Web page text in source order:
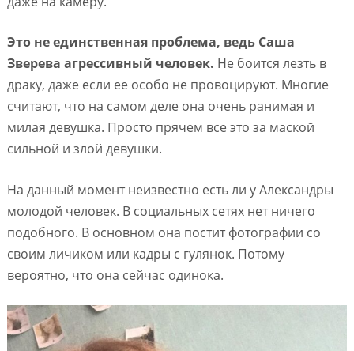
Это не единственная проблема, ведь Саша
Зверева агрессивный человек. Не боится лезть в
драку, даже если ее особо не провоцируют. Многие
считают, что на самом деле она очень ранимая и
милая девушка. Просто прячем все это за маской
сильной и злой девушки.
На данный момент неизвестно есть ли у Александры
молодой человек. В социальных сетях нет ничего
подобного. В основном она постит фотографии со
своим личиком или кадры с гулянок. Потому
вероятно, что она сейчас одинока.